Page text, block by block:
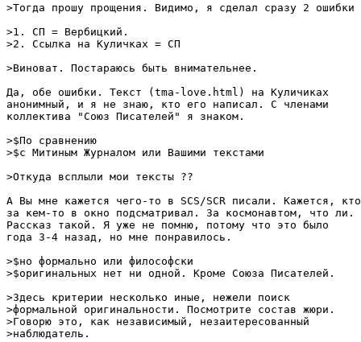
>Тогда прошу прощения. Видимо, я сделал сразу 2
>1. СП = Вербицкий.
>2. Ссылка на Куличках = СП
>Виноват. Постараюсь быть внимательнее.
Да, обе ошибки. Текст (tma-love.html) на Куличиках
анонимный, и я не знаю, кто его написал. С членами
коллектива "Союз Писателей" я знаком.
>$По сравнению
>$с Митиным Журналом или Вашими текстами
>Откуда всплыли мои тексты ??
А Вы мне кажется чего-то в SCS/SCR писали. Кажется,
за кем-то в окно подсматривал. За космонавтом, что ли.
Рассказ такой. Я уже не помню, потому что это было
года 3-4 назад, но мне понравилось.
>$но формально или философски
>$оригинальных нет ни одной. Кроме Союза Писателей.
>Здесь критерии несколько иные, нежели поиск
>формальной оригинальности. Посмотрите состав жюри.
>Говорю это, как независимый, незаитересованный
>наблюдатель.